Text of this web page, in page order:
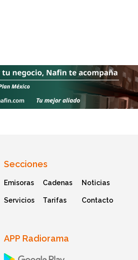
Secciones
Emisoras Cadenas Noticias
Servicios Tarifas Contacto
APP Radiorama